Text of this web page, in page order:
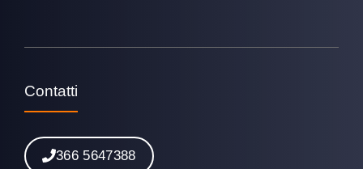
Contatti
366 5647388